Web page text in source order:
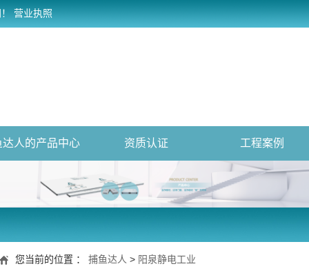
营业执照
达人的产品中心 资质认证 工程案例
您当前的位置 ： 捕鱼达人 > 阳泉静电工业